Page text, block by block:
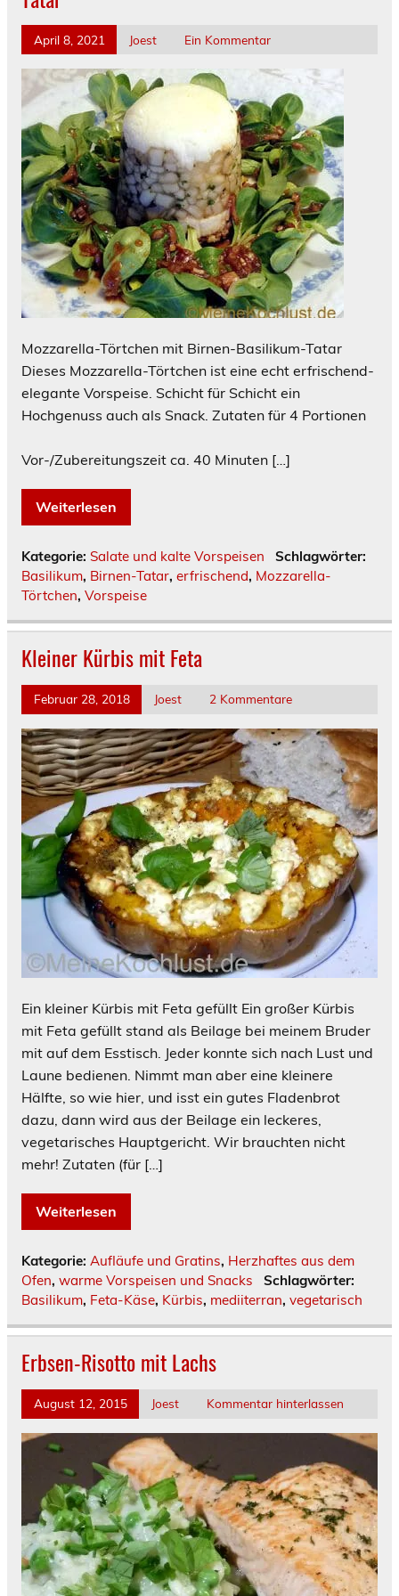
April 8, 2021 Joest Ein Kommentar
Mozzarella-Törtchen mit Birnen-Basilikum-Tatar
Dieses Mozzarella-Törtchen ist eine echt erfrischend-
elegante Vorspeise. Schicht für Schicht ein
Hochgenuss auch als Snack. Zutaten für 4 Portionen
Vor-/Zubereitungszeit ca. 40 Minuten […]
Weiterlesen
Kategorie: Salate und kalte Vorspeisen
Schlagwörter:
Basilikum, Birnen-Tatar, erfrischend, Mozzarella-
Törtchen, Vorspeise
Kleiner Kürbis mit Feta
Februar 28, 2018 Joest 2 Kommentare
Ein kleiner Kürbis mit Feta gefüllt Ein großer Kürbis
mit Feta gefüllt stand als Beilage bei meinem Bruder
mit auf dem Esstisch. Jeder konnte sich nach Lust und
Laune bedienen. Nimmt man aber eine kleinere
Hälfte, so wie hier, und isst ein gutes Fladenbrot
dazu, dann wird aus der Beilage ein leckeres,
vegetarisches Hauptgericht. Wir brauchten nicht
mehr! Zutaten (für […]
Weiterlesen
Kategorie: Aufläufe und Gratins, Herzhaftes aus dem
Ofen, warme Vorspeisen und Snacks
Schlagwörter:
Basilikum, Feta-Käse, Kürbis, mediiterran, vegetarisch
Erbsen-Risotto mit Lachs
August 12, 2015 Joest Kommentar hinterlassen